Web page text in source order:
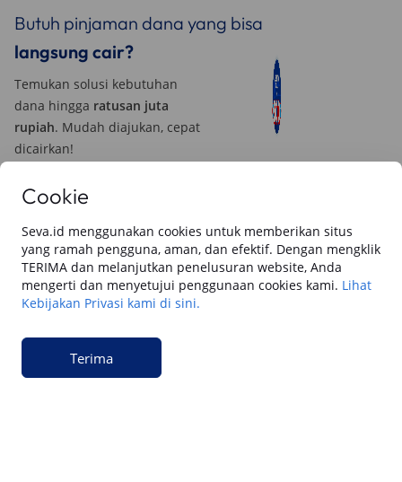
Cookie
Seva.id menggunakan cookies untuk memberikan situs
yang ramah pengguna, aman, dan efektif. Dengan mengklik
TERIMA dan melanjutkan penelusuran website, Anda
mengerti dan menyetujui penggunaan cookies kami. Lihat
Kebijakan Privasi kami di sini.
Terima
Butuh pinjaman dana yang bisa
langsung cair?
Temukan solusi kebutuhan
dana hingga ratusan juta
rupiah. Mudah diajukan, cepat
dicairkan!
Baca juga dari SEVA blog
SemuaBerita UtamaTips & RekomendasiReview Otomotif
Cara Gadai BPKB Mobil Cepat Cair di SEVA
(2026): Cek Syarat, dan Simulasinya